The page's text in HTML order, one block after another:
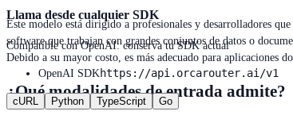
Este modelo está dirigido a profesionales y desarrolladores
software que trabajan con grandes conjuntos de datos o
Debido a su mayor costo, es más adecuado para aplicaciones
¿Qué modalidades de entrada admite?
Llama desde cualquier SDK
Compatible con OpenAI: conserva tu SDK actual
OpenAI SDKhttps://api.orcarouter.ai/v1
cURL Python TypeScript Go